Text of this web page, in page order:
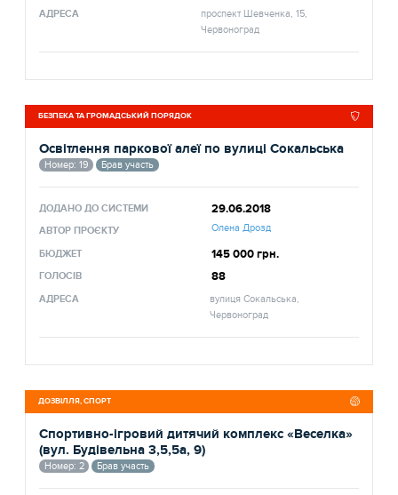
АДРЕСА
проспект Шевченка, 15,
Червоноград
БЕЗПЕКА ТА ГРОМАДСЬКИЙ ПОРЯДОК
Освітлення паркової алеї по вулиці Сокальська
Номер: 19 Брав участь
ДОДАНО ДО СИСТЕМИ 29.06.2018
АВТОР ПРОЄКТУ Олена Дрозд
БЮДЖЕТ 145 000 грн.
ГОЛОСІВ 88
АДРЕСА
вулиця Сокальська,
Червоноград
ДОЗВІЛЛЯ, СПОРТ
Спортивно-ігровий дитячий комплекс «Веселка»
(вул. Будівельна 3,5,5а, 9)
Номер: 2 Брав участь